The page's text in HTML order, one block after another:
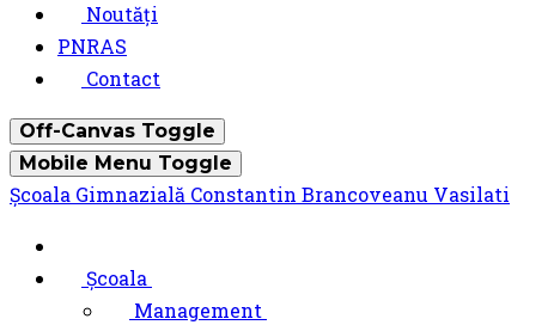
Noutăți
PNRAS
Contact
Off-Canvas Toggle
Mobile Menu Toggle
Școala Gimnazială Constantin Brancoveanu Vasilati
Școala
Management